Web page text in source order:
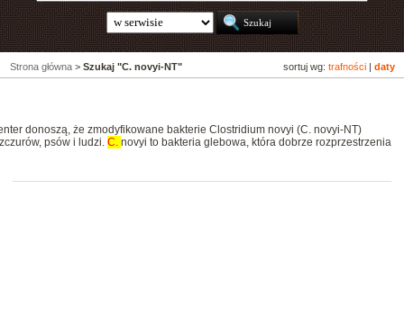
sortuj wg: trafności daty
Strona główna > Szukaj "C. novyi-NT"
donoszą, że zmodyfikowane bakterie Clostridium novyi (C. novyi-NT)
psów i ludzi. C. novyi to bakteria glebowa, która dobrze rozprzestrzenia